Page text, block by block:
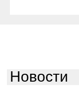
Новости